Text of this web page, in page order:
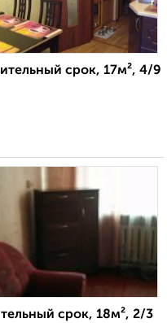
срок, 17м², 4/9
срок, 18м², 2/3